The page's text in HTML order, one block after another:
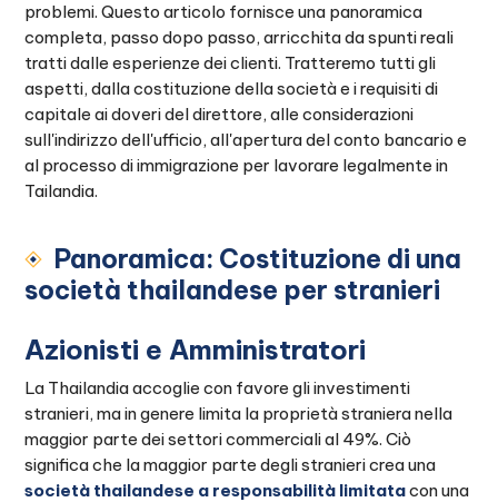
problemi. Questo articolo fornisce una panoramica
completa, passo dopo passo, arricchita da spunti reali
tratti dalle esperienze dei clienti. Tratteremo tutti gli
aspetti, dalla costituzione della società e i requisiti di
capitale ai doveri del direttore, alle considerazioni
sull'indirizzo dell'ufficio, all'apertura del conto bancario e
al processo di immigrazione per lavorare legalmente in
Tailandia.
Panoramica: Costituzione di una
società thailandese per stranieri
Azionisti e Amministratori
La Thailandia accoglie con favore gli investimenti
stranieri, ma in genere limita la proprietà straniera nella
maggior parte dei settori commerciali al 49%. Ciò
significa che la maggior parte degli stranieri crea una
società thailandese a responsabilità limitatacon una